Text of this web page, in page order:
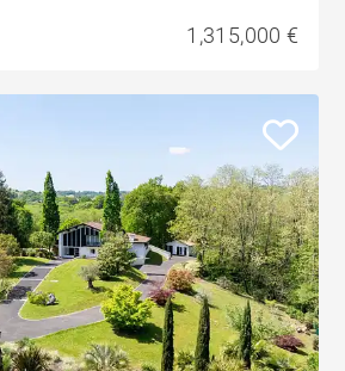
1,315,000 €